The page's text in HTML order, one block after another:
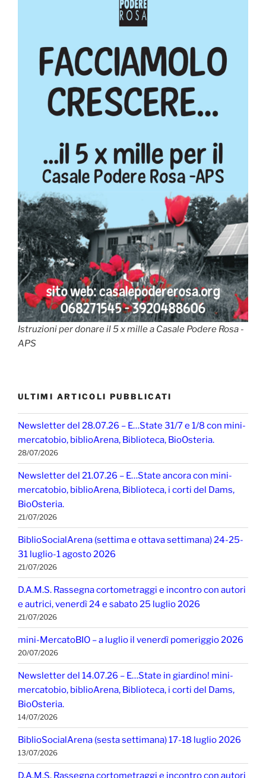
Istruzioni per donare il 5 x mille a Casale Podere Rosa -
APS
ULTIMI ARTICOLI PUBBLICATI
Newsletter del 28.07.26 – E…State 31/7 e 1/8 con mini-
mercatobio, biblioArena, Biblioteca, BioOsteria.
28/07/2026
Newsletter del 21.07.26 – E…State ancora con mini-
mercatobio, biblioArena, Biblioteca, i corti del Dams,
BioOsteria.
21/07/2026
BiblioSocialArena (settima e ottava settimana) 24-25-
31 luglio-1 agosto 2026
21/07/2026
D.A.M.S. Rassegna cortometraggi e incontro con autori
e autrici, venerdì 24 e sabato 25 luglio 2026
21/07/2026
mini-MercatoBIO – a luglio il venerdì pomeriggio 2026
20/07/2026
Newsletter del 14.07.26 – E…State in giardino! mini-
mercatobio, biblioArena, Biblioteca, i corti del Dams,
BioOsteria.
14/07/2026
BiblioSocialArena (sesta settimana) 17-18 luglio 2026
13/07/2026
D.A.M.S. Rassegna cortometraggi e incontro con autori